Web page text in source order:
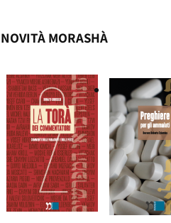
NOVITÀ MORASHÀ